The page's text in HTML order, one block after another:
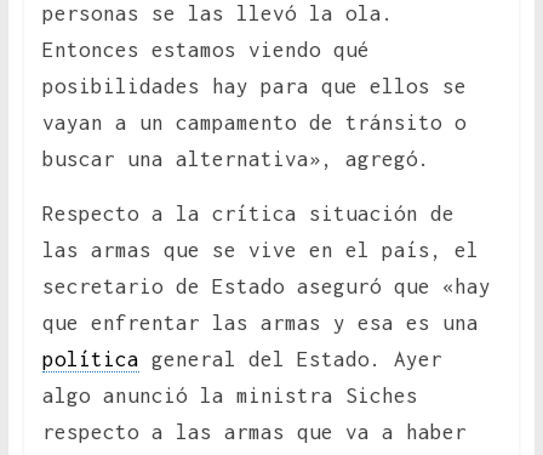
personas se las llevó la ola.
Entonces estamos viendo qué
posibilidades hay para que ellos se
vayan a un campamento de tránsito o
buscar una alternativa», agregó.
Respecto a la crítica situación de
las armas que se vive en el país, el
secretario de Estado aseguró que «hay
que enfrentar las armas y esa es una
política general del Estado. Ayer
algo anunció la ministra Siches
respecto a las armas que va a haber